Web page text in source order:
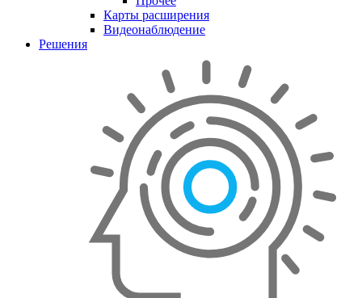
Карты расширения
Видеонаблюдение
Решения